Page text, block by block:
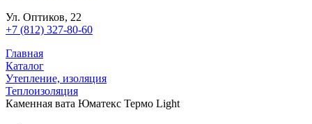
Ул. Оптиков, 22
+7 (812) 327-80-60
Главная
Каталог
Утепление, изоляция
Теплоизоляция
Каменная вата Юматекс Термо Light